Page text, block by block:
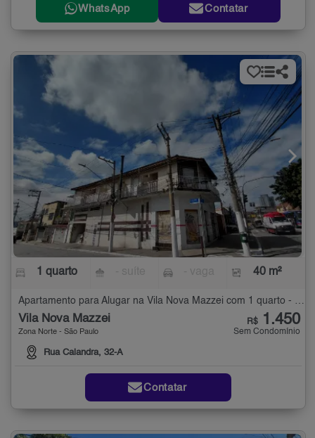
WhatsApp Contatar
1 quarto 40 m²
Apartamento para Alugar na Vila Nova Mazzei com 1 quarto - 40 m²
Vila Nova Mazzei
Zona Norte - São Paulo
Rua Calandra, 32-A
R$ 1.450
Sem Condomínio
Contatar